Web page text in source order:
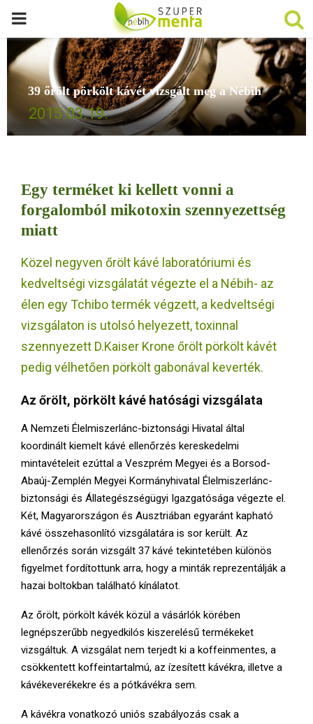
P
R
M
R
M
E
U
39 őrölt pörkölt kávét vizsgált meg a Nébih
2015.03.19.
Egy terméket ki kellett vonni a
forgalomból mikotoxin szennyezettség
miatt
Közel negyven őrölt kávé laboratóriumi és
kedveltségi vizsgálatát végezte el a Nébih- az
élen egy Tchibo termék végzett, a kedveltségi
vizsgálaton is utolsó helyezett, toxinnal
szennyezett D.Kaiser Krone őrölt pörkölt kávét
pedig vélhetően pörkölt gabonával keverték.
Az őrölt, pörkölt kávé hatósági vizsgálata
A Nemzeti Élelmiszerlánc-biztonsági Hivatal által
koordinált kiemelt kávé ellenőrzés kereskedelmi
mintavételeit ezúttal a Veszprém Megyei és a Borsod-
Abaúj-Zemplén Megyei Kormányhivatal Élelmiszerlánc-
biztonsági és Állategészségügyi Igazgatósága végezte el.
Két, Magyarországon és Ausztriában egyaránt kapható
kávé összehasonlító vizsgálatára is sor került. Az
ellenőrzés során vizsgált 37 kávé tekintetében különös
figyelmet fordítottunk arra, hogy a minták reprezentálják a
hazai boltokban található kínálatot.
Az őrölt, pörkölt kávék közül a vásárlók körében
legnépszerűbb negyedkilós kiszerelésű termékeket
vizsgáltuk. A vizsgálat nem terjedt ki a koffeinmentes, a
csökkentett koffeintartalmú, az ízesített kávékra, illetve a
kávékeverékekre és a pótkávékra sem.
A kávékra vonatkozó uniós szabályozás csak a